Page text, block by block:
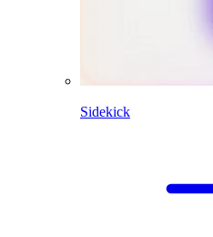
Sidekick